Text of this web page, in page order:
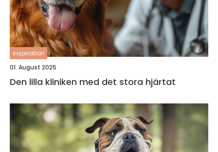
inspiration
01. August 2025
Den lilla kliniken med det stora hjärtat